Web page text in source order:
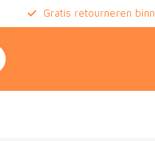
Gratis retourneren